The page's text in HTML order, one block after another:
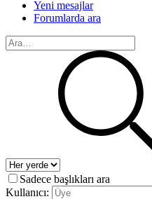
Yeni mesajlar
Forumlarda ara
Sadece başlıkları ara
Kullanıcı: